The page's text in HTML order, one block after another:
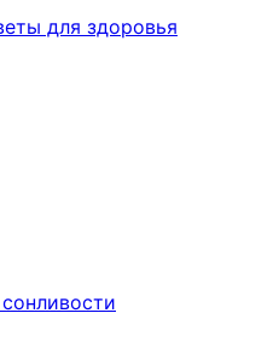
для здоровья